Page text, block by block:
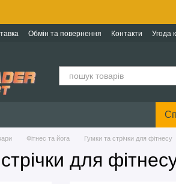
Обмін та повернення Контакти Угода
Фітнес та йога Гумки та стрічки для фітнесу
для